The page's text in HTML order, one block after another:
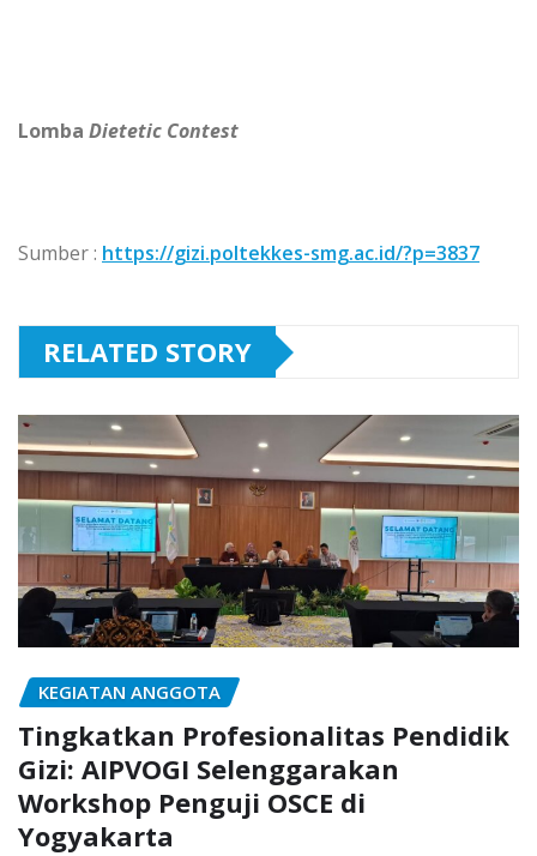
Lomba Dietetic Contest
Sumber : https://gizi.poltekkes-smg.ac.id/?p=3837
RELATED STORY
KEGIATAN ANGGOTA
Tingkatkan Profesionalitas Pendidik
Gizi: AIPVOGI Selenggarakan
Workshop Penguji OSCE di
Yogyakarta